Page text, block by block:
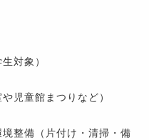
対象）
児童館まつりなど）
整備（片付け・清掃・備